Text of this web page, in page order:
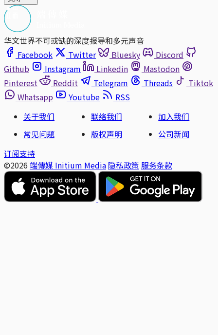
华文世界不可或缺的深度报导和多元声音
Facebook
Twitter Bluesky
Discord
Github
Instagram Linkedin
Mastodon
Pinterest
Reddit Telegram Threads
Tiktok
Whatsapp
Youtube
RSS
关于我们
联络我们
加入我们
常见问题
版权声明
公司新闻
订阅支持
©2026 端傳媒 Initium Media 隐私政策 服务条款